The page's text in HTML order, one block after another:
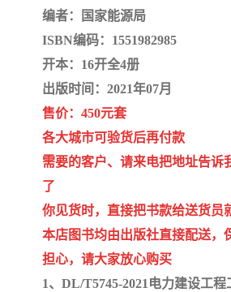
编者：国家能源局
ISBN编码：1551982985
开本：16开全4册
出版时间：2021年07月
售价：450元套
各大城市可验货后再付款
需要的客户、请来电把地址告诉
了
你见货时，直接把书款给送货员
本店图书均由出版社直接配送，
担心，请大家放心购买
1、DL/T5745-2021电力建设工
内蒙古建设工程预算定额
陕西建设工程消耗量定额
贵州水利水电定额
青海省建筑工程消耗量定
20kv及以下配电网工程定
验评
广西建筑安装工程预算定 内河
*考军校教材